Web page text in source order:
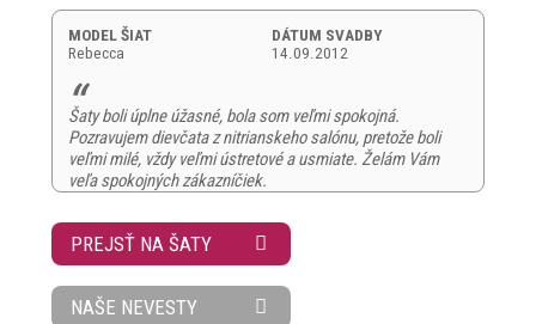
MODEL ŠIAT
Rebecca
DÁTUM SVADBY
14.09.2012
Šaty boli úplne úžasné, bola som veľmi spokojná.
Pozravujem dievčata z nitrianskeho salónu, pretože boli
veľmi milé, vždy veľmi ústretové a usmiate. Želám Vám
veľa spokojných zákazníčiek.
PREJSŤ NA ŠATY
NAŠE NEVESTY